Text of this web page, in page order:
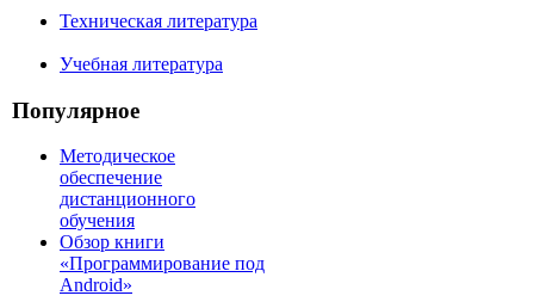
Техническая литература
Учебная литература
Популярное
Методическое
обеспечение
дистанционного
обучения
Обзор книги
«Программирование под
Android»